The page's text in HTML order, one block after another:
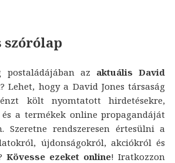
szórólap
az aktuális David
? Lehet, hogy a David Jones társaság
költ nyomtatott hirdetésekre,
a termékek online propagandáját
Szeretne rendszeresen értesülni a
újdonságokról, akciókról és
Kövesse ezeket online! Iratkozzon